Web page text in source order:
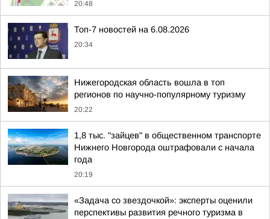
20:48
Топ-7 новостей на 6.08.2026
20:34
Нижегородская область вошла в топ
регионов по научно-популярному туризму
20:22
1,8 тыс. "зайцев" в общественном транспорте
Нижнего Новгорода оштрафовали с начала
года
20:19
«Задача со звездочкой»: эксперты оценили
перспективы развития речного туризма в